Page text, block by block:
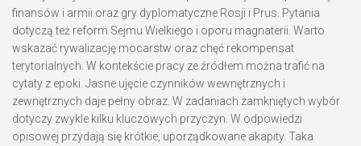
finansów i armii oraz gry dyplomatyczne Rosji i Prus. Pytania
dotyczą też reform Sejmu Wielkiego i oporu magnaterii. Warto
wskazać rywalizację mocarstw oraz chęć rekompensat
terytorialnych. W kontekście pracy ze źródłem można trafić na
cytaty z epoki. Jasne ujęcie czynników wewnętrznych i
zewnętrznych daje pełny obraz. W zadaniach zamkniętych wybór
dotyczy zwykle kilku kluczowych przyczyn. W odpowiedzi
opisowej przydają się krótkie, uporządkowane akapity. Taka